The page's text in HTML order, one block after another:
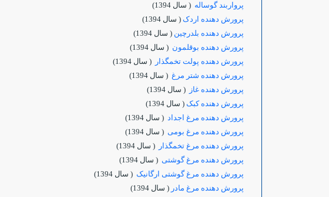
پرواربند گوساله ( سال 1394)
پرورش دهنده اردک ( سال 1394)
پرورش دهنده بلدرچین ( سال 1394)
پرورش دهنده بوقلمون ( سال 1394)
پرورش دهنده پولت تخمگذار
( سال 1394)
پرورش دهنده شتر مرغ ( سال 1394)
پرورش دهنده غاز
( سال 1394)
پرورش دهنده کبک ( سال 1394)
پرورش دهنده مرغ اجداد ( سال 1394)
پرورش دهنده مرغ بومی ( سال 1394)
پرورش دهنده مرغ تخمگذار
( سال 1394)
پرورش دهنده مرغ گوشتی ( سال 1394)
پرورش دهنده مرغ گوشتی ارگانیک ( سال 1394)
پرورش دهنده مرغ مادر ( سال 1394)